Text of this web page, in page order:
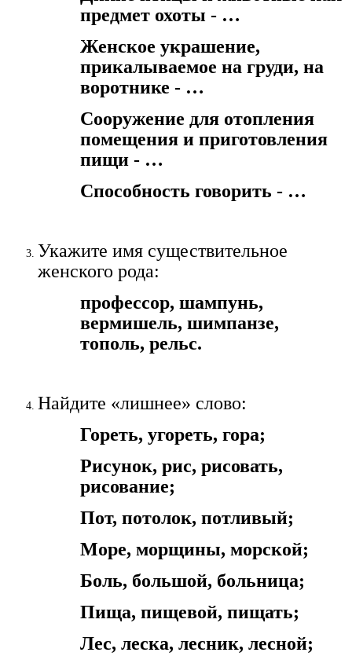
предмет охоты - …
Женское украшение,
прикалываемое на груди, на
воротнике - …
Сооружение для отопления
помещения и приготовления
пищи - …
Способность говорить - …
Укажите имя существительное
женского рода:
профессор, шампунь,
вермишель, шимпанзе,
тополь, рельс.
Найдите «лишнее» слово:
Гореть, угореть, гора;
Рисунок, рис, рисовать,
рисование;
Пот, потолок, потливый;
Море, морщины, морской;
Боль, большой, больница;
Пища, пищевой, пищать;
Лес, леска, лесник, лесной;